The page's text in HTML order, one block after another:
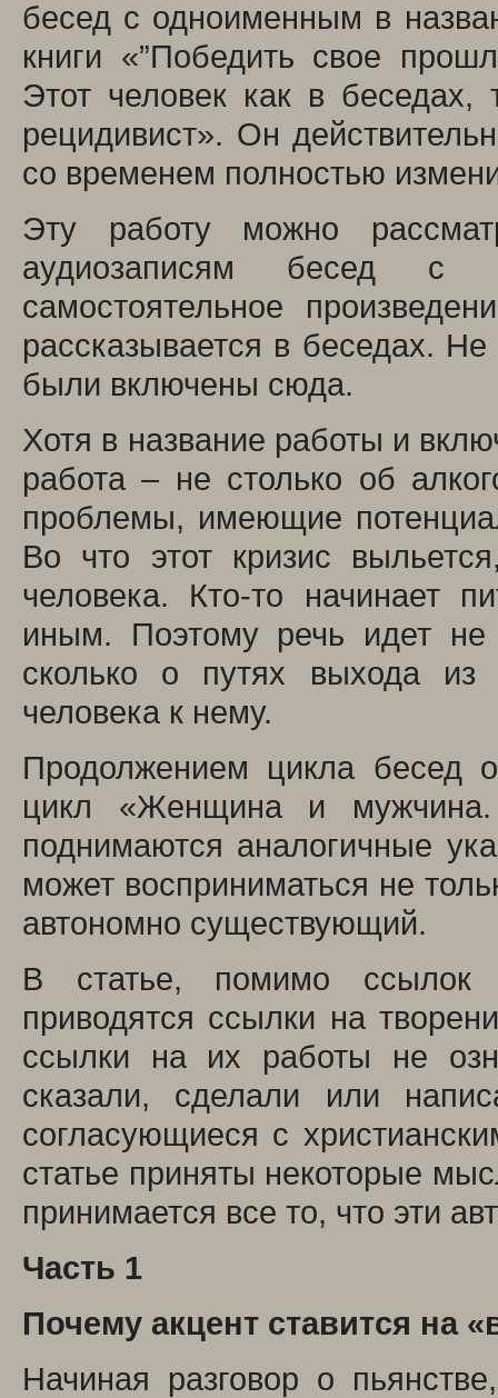
бесед с одноименным в
книги «”Победить свое
Этот человек как в
рецидивист». Он
со временем полностью
Эту работу можно
аудиозаписям бесед с
самостоятельное
рассказывается в беседах.
были включены сюда.
Хотя в название работы и
работа – не столько об
проблемы, имеющие
Во что этот кризис
человека. Кто-то начинает
иным. Поэтому речь идет
сколько о путях выхода из
человека к нему.
Продолжением цикла бесед
цикл «Женщина и мужчина.
поднимаются аналогичные
может восприниматься не
автономно существующий.
В статье, помимо ссылок
приводятся ссылки на
ссылки на их работы не
сказали, сделали или
согласующиеся с
статье приняты некоторые
принимается все то, что эти
Часть 1
Почему акцент ставится на
Начиная разговор о